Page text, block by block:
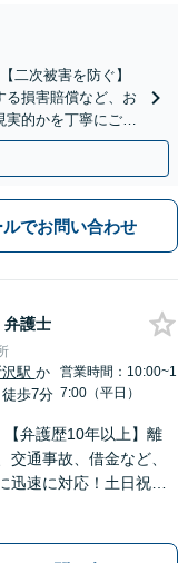
二次被害を防ぐ】
る損害賠償など、お
実的かを丁寧にご説
します。
ルでお問い合わせ
弁護士
沢駅 か
徒歩7分
営業時間：10:00~1
7:00（平日）
【弁護歴10年以上】離
交通事故、借金など、
迅速に対応！土日祝夜
回相談無料】